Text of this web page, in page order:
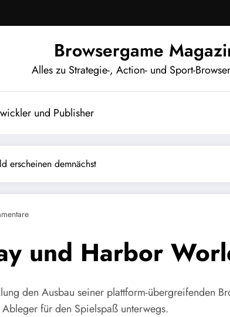
Browsergame
Alles zu Strategie-, Action- und Sport-
und Publisher
erscheinen demnächst
und Harbor
den Ausbau seiner plattform-übergreifenden
für den Spielspaß unterwegs.